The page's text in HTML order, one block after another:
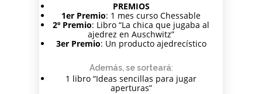
PREMIOS
1er Premio: 1 mes curso Chessable
2º Premio: Libro “La chica que jugaba al
ajedrez en Auschwitz”
3er Premio: Un producto ajedrecístico
Además, se sorteará:
1 libro “Ideas sencillas para jugar
aperturas”